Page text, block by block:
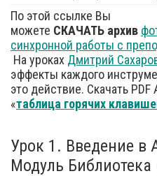
По этой ссылке Вы
можете СКАЧАТЬ архив
синхронной работы с
На уроках Дмитрий
эффекты каждого
это действие. Cкачать
«таблица горячих
Урок 1. Введение в
Модуль Библиотека